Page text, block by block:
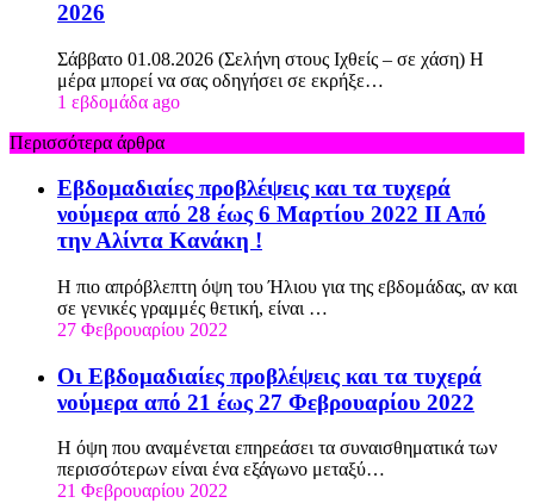
2026
Σάββατο 01.08.2026 (Σελήνη στους Ιχθείς – σε χάση) Η
μέρα μπορεί να σας οδηγήσει σε εκρήξε…
1 εβδομάδα ago
Περισσότερα άρθρα
Εβδομαδιαίες προβλέψεις και τα τυχερά
νούμερα από 28 έως 6 Μαρτίου 2022 ΙΙ Από
την Αλίντα Κανάκη !
Η πιο απρόβλεπτη όψη του Ήλιου για της εβδομάδας, αν και
σε γενικές γραμμές θετική, είναι …
27 Φεβρουαρίου 2022
Οι Εβδομαδιαίες προβλέψεις και τα τυχερά
νούμερα από 21 έως 27 Φεβρουαρίου 2022
Η όψη που αναμένεται επηρεάσει τα συναισθηματικά των
περισσότερων είναι ένα εξάγωνο μεταξύ…
21 Φεβρουαρίου 2022